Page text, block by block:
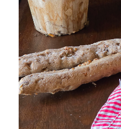
PETTI DI